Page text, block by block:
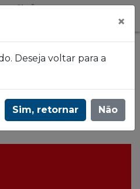
Fiduciária do Banco
×
Deseja voltar para a
Sim, retornar Não